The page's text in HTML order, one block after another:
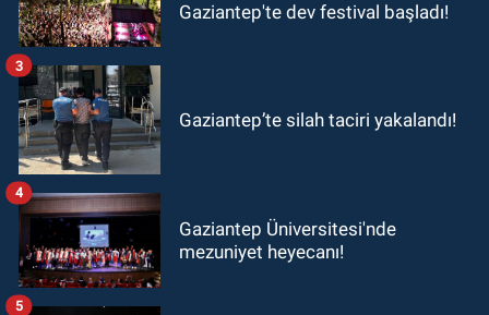
Gaziantep'te dev festival başladı!
Gaziantep’te silah taciri yakalandı!
3
Gaziantep Üniversitesi'nde
mezuniyet heyecanı!
4
5